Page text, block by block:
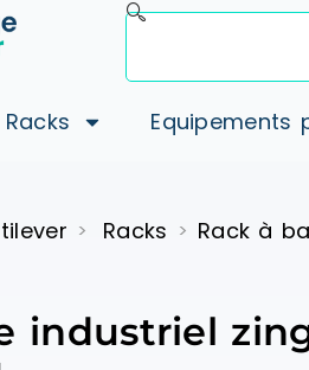
Racks Equipements
> Racks > Rack à
industriel